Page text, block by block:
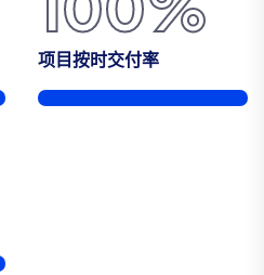
项目按时交付率